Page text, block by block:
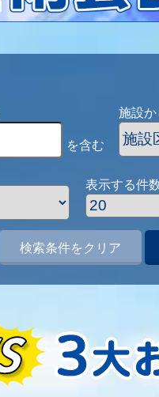
を含む
施設
表示する件
検索条件をクリア